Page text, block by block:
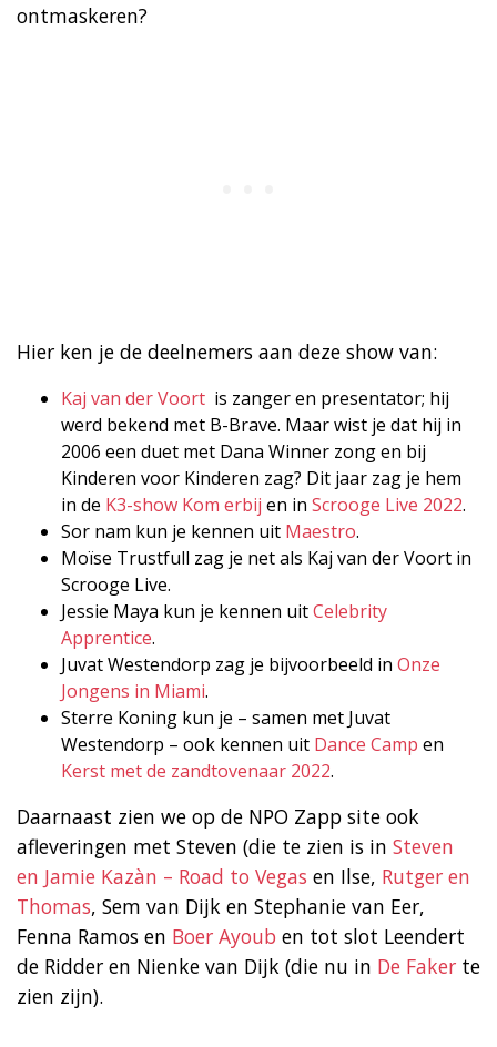
ontmaskeren?
Hier ken je de deelnemers aan deze show van:
Kaj van der Voort is zanger en presentator; hij
werd bekend met B-Brave. Maar wist je dat hij in
2006 een duet met Dana Winner zong en bij
Kinderen voor Kinderen zag? Dit jaar zag je hem
in de K3-show Kom erbij en in Scrooge Live 2022.
Sor nam kun je kennen uit Maestro.
Moïse Trustfull zag je net als Kaj van der Voort in
Scrooge Live.
Jessie Maya kun je kennen uitCelebrity
Apprentice.
Juvat Westendorp zag je bijvoorbeeld in Onze
Jongens in Miami.
Sterre Koning kun je – samen met Juvat
Westendorp – ook kennen uit Dance Camp en
Kerst met de zandtovenaar 2022.
Daarnaast zien we op de NPO Zapp site ook
afleveringen met Steven (die te zien is in Steven
en Jamie Kazàn – Road to Vegas en Ilse, Rutger en
Thomas, Sem van Dijk en Stephanie van Eer,
Fenna Ramos en Boer Ayoub en tot slot Leendert
de Ridder en Nienke van Dijk (die nu in De Faker te
zien zijn).